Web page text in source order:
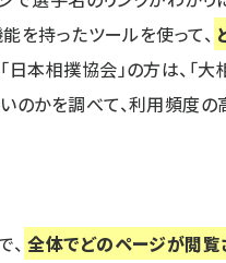
を持ったツールを使って、
日本相撲協会」の方は、「
のかを調べて、利用頻度
全体でどのページが閲